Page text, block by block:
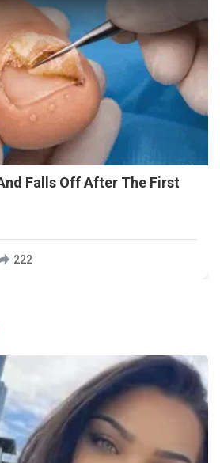
Falls Off After The First
222